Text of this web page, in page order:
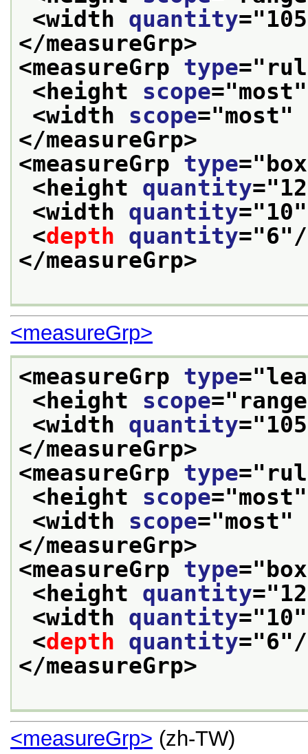
<width quantity="105
</measureGrp>
<measureGrp type="
<height scope="most
<width scope="most"
</measureGrp>
<measureGrp type=" box
<height quantity="12
<width quantity="10
<depth quantity="6"/
</measureGrp>
<measureGrp>
<measureGrp type="
<height scope="range
<width quantity="105
</measureGrp>
<measureGrp type="
<height scope="most
<width scope="most"
</measureGrp>
<measureGrp type=" box
<height quantity="12
<width quantity="10
<depth quantity="6"/
</measureGrp>
<measureGrp> (zh-TW)